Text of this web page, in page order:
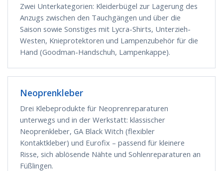
Zwei Unterkategorien: Kleiderbügel zur Lagerung des
Anzugs zwischen den Tauchgängen und über die
Saison sowie Sonstiges mit Lycra-Shirts, Unterzieh-
Westen, Knieprotektoren und Lampenzubehör für die
Hand (Goodman-Handschuh, Lampenkappe).
Neoprenkleber
Drei Klebeprodukte für Neoprenreparaturen
unterwegs und in der Werkstatt: klassischer
Neoprenkleber, GA Black Witch (flexibler
Kontaktkleber) und Eurofix – passend für kleinere
Risse, sich ablösende Nähte und Sohlenreparaturen an
Füßlingen.